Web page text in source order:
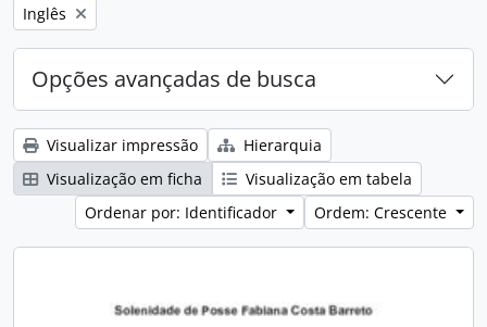
Remover filtro:
Inglês
Opções avançadas de busca
Visualizar impressão
Hierarquia
Visualização em ficha
Visualização em tabela
Ordenar por: Identificador
Ordem: Crescente